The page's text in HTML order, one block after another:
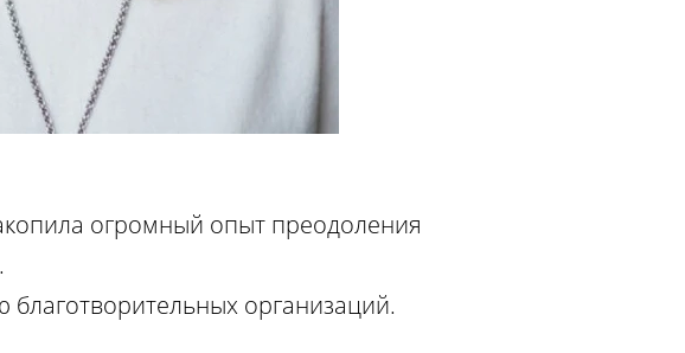
огромный опыт преодоления
благотворительных организаций.